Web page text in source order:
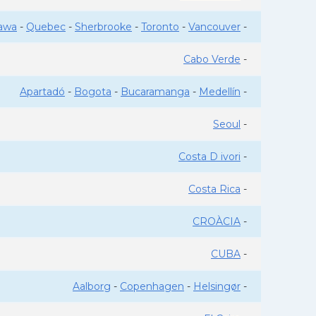
- Quebec - Sherbrooke - Toronto - Vancouver -
Cabo Verde -
Apartadó - Bogota - Bucaramanga - Medellín -
Seoul -
Costa D ivori -
Costa Rica -
CROÀCIA -
CUBA -
Aalborg - Copenhagen - Helsingør -